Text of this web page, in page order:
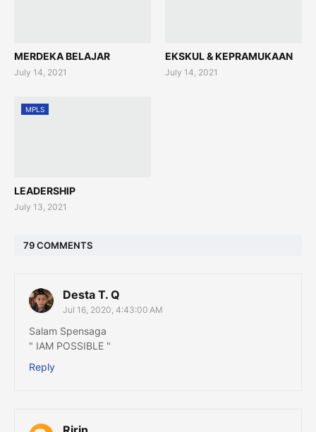
MERDEKA BELAJAR
July 14, 2021
EKSKUL & KEPRAMUKAAN
July 14, 2021
MPLS
LEADERSHIP
July 13, 2021
79 COMMENTS
Desta T. Q
Jul 16, 2020, 4:43:00 AM
Salam Spensaga
" IAM POSSIBLE "
Reply